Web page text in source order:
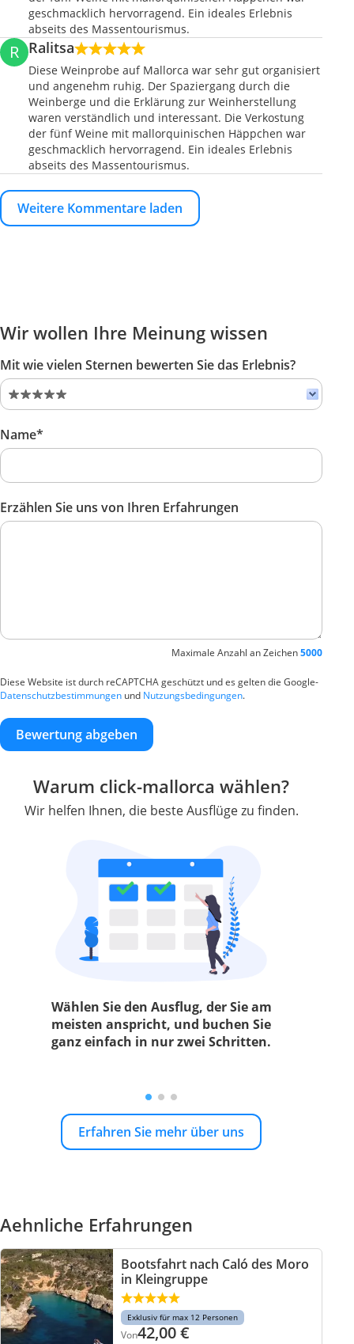
geschmacklich hervorragend. Ein ideales Erlebnis
abseits des Massentourismus.
R Ralitsa
Diese Weinprobe auf Mallorca war sehr gut organisiert
und angenehm ruhig. Der Spaziergang durch die
Weinberge und die Erklärung zur Weinherstellung
waren verständlich und interessant. Die Verkostung
der fünf Weine mit mallorquinischen Häppchen war
geschmacklich hervorragend. Ein ideales Erlebnis
abseits des Massentourismus.
Weitere Kommentare laden
Wir wollen Ihre Meinung wissen
Mit wie vielen Sternen bewerten Sie das Erlebnis?
Name*
Erzählen Sie uns von Ihren Erfahrungen
Maximale Anzahl an Zeichen5000
Diese Website ist durch reCAPTCHA geschützt und es gelten die Google-
Datenschutzbestimmungen und Nutzungsbedingungen.
Bewertung abgeben
Warum click-mallorca wählen?
Wir helfen Ihnen, die beste Ausflüge zu finden.
Wählen Sie den Ausflug, der Sie am
meisten anspricht, und buchen Sie
ganz einfach in nur zwei Schritten.
Erfahren Sie mehr über uns
Aehnliche Erfahrungen
Bootsfahrt nach Caló des Moro
in Kleingruppe
Exklusiv für max 12 Personen
Von42,00€